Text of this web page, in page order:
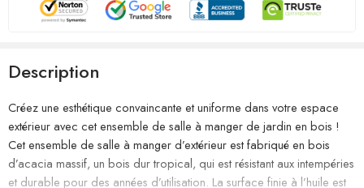
Description
Créez une esthétique convaincante et uniforme dans votre espace
extérieur avec cet ensemble de salle à manger de jardin en bois !
Cet ensemble de salle à manger d’extérieur est fabriqué en bois
d’acacia massif, un bois dur tropical, qui est résistant aux intempéries
et durable pour des années d’utilisation. La surface finie à l’huile est